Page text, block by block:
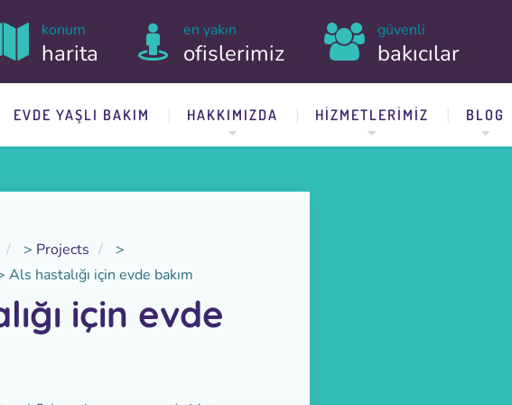
konum
harita
en yakın
ofislerimiz
güvenli
bakıcılar
EVDE YAŞLI BAKIM HAKKIMIZDA HIZMETLERIMIZ BLOG
> Projects
>
Als hastalığı için evde bakım
için evde